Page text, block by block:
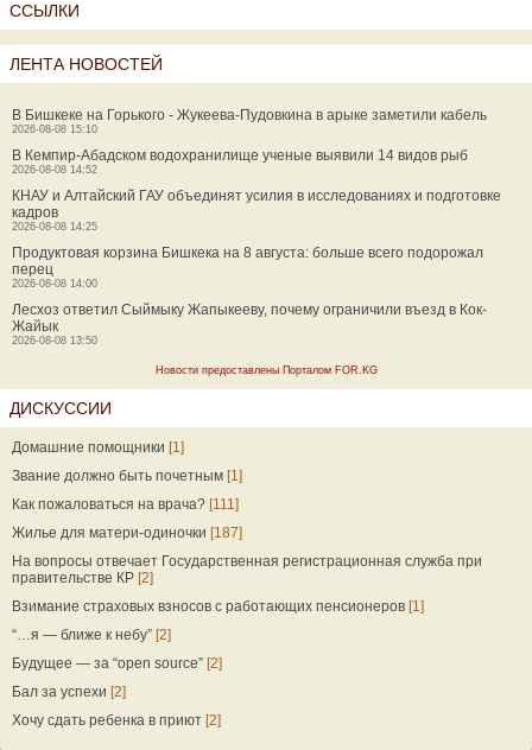
ССЫЛКИ
ЛЕНТА НОВОСТЕЙ
В Бишкеке на Горького - Жукеева-Пудовкина в арыке заметили кабель
2026-08-08 15:10
В Кемпир-Абадском водохранилище ученые выявили 14 видов рыб
2026-08-08 14:52
КНАУ и Алтайский ГАУ объединят усилия в исследованиях и подготовке
кадров
2026-08-08 14:25
Продуктовая корзина Бишкека на 8 августа: больше всего подорожал
перец
2026-08-08 14:00
Лесхоз ответил Сыймыку Жапыкееву, почему ограничили въезд в Кок-
Жайык
2026-08-08 13:50
Новости предоставлены Порталом FOR.KG
ДИСКУССИИ
Домашние помощники [1]
Звание должно быть почетным [1]
Как пожаловаться на врача? [111]
Жилье для матери-одиночки [187]
На вопросы отвечает Государственная регистрационная служба при
правительстве КР [2]
Взимание страховых взносов с работающих пенсионеров [1]
“…я — ближе к небу” [2]
Будущее — за “open source” [2]
Бал за успехи [2]
Хочу сдать ребенка в приют [2]